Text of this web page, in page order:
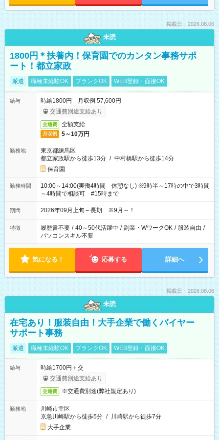
掲載日：2026.08.06
未読
1800円＊扶養内！保育園でのカンタン事務サポ
ート！都立家政
派遣 職種未経験OK ブランクOK WEB登録・面接OK
給与
時給1800円 月収例 57,600円
交通費別途支給あり
交通費 全額支給
月収例 5～10万円
勤務地
東京都練馬区
都立家政駅から徒歩13分 / 中村橋駅から徒歩14分
保育園
勤務時間
10:00～14:00(実働4時間 休憩なし) ※9時半～17時の中で3時間
～4時間で相談可 #15時まで
期間 2026年09月上旬～長期 ※9月～！
特徴 履歴書不要 / 40～50代活躍中 / 副業・WワークOK / 服装自由 /
パソコンスキル不要
気になる！ 応募する 詳細へ
掲載日：2026.08.06
未読
在宅あり！服装自由！大手企業で働くバイヤー
サポート事務
派遣 職種未経験OK ブランクOK WEB登録・面接OK
給与
時給1700円＋交
交通費別途支給あり
交通費 ※交通費別途(弊社規定あり)
勤務地
川崎市幸区
京急川崎駅から徒歩5分 / 川崎駅から徒歩7分
大手企業